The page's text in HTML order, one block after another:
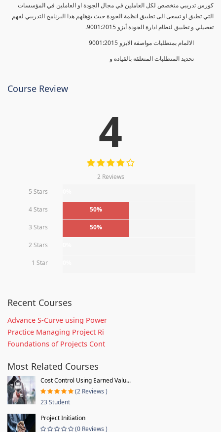
كورس تدريبي متخصص لكل العاملين في مجال الجودة او العاملين في المؤسسات
التي تطبق او تسعى الى تطبيق انظمة الجودة حيث يؤهلهم هذا البرنامج التدريبي لفهم
تفصيلي و تطبيق لنظام ادارة الجودة أيزو 9001:2015.
الالمام بمتطلبات مواصفة الايزو 9001:2015
تحديد المتطلبات المتعلقة بالقيادة و
Course Review
4
2 Reviews
5 Stars
4 Stars 50%
3 Stars 50%
2 Stars
1 Star
Recent Courses
Advance S-Curve using Power
Practice Managing Project Ri
Foundations of Projects Cont
Most Related Courses
Cost Control Using Earned Valu...
(2 Reviews )
23 Student
Project Initiation
(0 Reviews )